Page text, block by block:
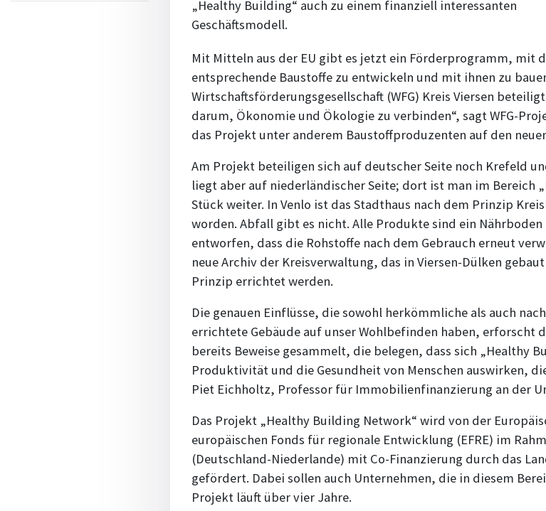
„Healthy Building“ auch zu einem finanziell interessanten
Geschäftsmodell.
Mit Mitteln aus der EU gibt es jetzt ein Förderprogramm, mit
entsprechende Baustoffe zu entwickeln und mit ihnen zu
Wirtschaftsförderungsgesellschaft (WFG) Kreis Viersen
darum, Ökonomie und Ökologie zu verbinden“, sagt WFG-
das Projekt unter anderem Baustoffproduzenten auf den
Am Projekt beteiligen sich auf deutscher Seite noch Krefeld
liegt aber auf niederländischer Seite; dort ist man im Bereich
Stück weiter. In Venlo ist das Stadthaus nach dem Prinzip
worden. Abfall gibt es nicht. Alle Produkte sind ein Nährboden
entworfen, dass die Rohstoffe nach dem Gebrauch erneut
neue Archiv der Kreisverwaltung, das in Viersen-Dülken
Prinzip errichtet werden.
Die genauen Einflüsse, die sowohl herkömmliche als auch
errichtete Gebäude auf unser Wohlbefinden haben, erforscht
bereits Beweise gesammelt, die belegen, dass sich „Healthy
Produktivität und die Gesundheit von Menschen auswirken,
Piet Eichholtz, Professor für Immobilienfinanzierung an der
Das Projekt „Healthy Building Network“ wird von der
europäischen Fonds für regionale Entwicklung (EFRE) im
(Deutschland-Niederlande) mit Co-Finanzierung durch das
gefördert. Dabei sollen auch Unternehmen, die in diesem
Projekt läuft über vier Jahre.